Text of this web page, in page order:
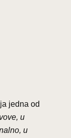
jedna od
u
u